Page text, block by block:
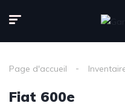
Page d'accueil
Fiat 600e